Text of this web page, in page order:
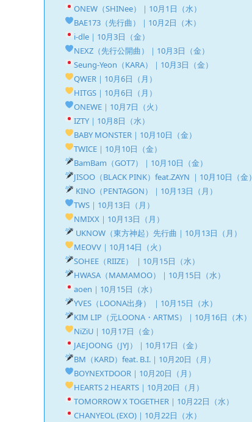
ONEW（SHINee）｜10月1日（水）
BAE173（先行曲）｜10月2日（木）
i-dle｜10月3日（金）
NEXZ（先行公開曲）｜10月3日（金）
Seung-Yeon（KARA）｜10月3日（金）
QWER｜10月6日（月）
HITGS｜10月6日（月）
ONEWE｜10月7日（火）
IZTY｜10月8日（水）
BABY MONSTER｜10月10日（金）
TWICE｜10月10日（金）
BamBam（GOT7）｜10月10日（金）
JISOO（BLACK PINK）feat.ZAYN ｜10月10日（金）
KINO（PENTAGON）｜10月13日（月）
TWS｜10月13日（月）
NMIXX｜10月13日（月）
UKNOW（東方神起）先行曲｜10月13日（月）
MEOVV｜10月14日（火）
SOHEE（RIIZE） ｜10月15日（水）
HWASA（MAMAMOO）｜10月15日（水）
aoen｜10月15日（水）
YVES（LOONA出身） ｜10月15日（水）
KIM LIP（元LOONA・ARTMS）｜10月16日（木）
NiZiU｜10月17日（金）
JAEJOONG（JYJ）｜10月17日（金）
BM（KARD）feat. B.I.｜10月20日（月）
BOYNEXTDOOR｜10月20日（月）
HEARTS 2 HEARTS｜10月20日（月）
TOMORROW X TOGETHER｜10月22日（水）
CHANYEOL (EXO)｜10月22日（水）